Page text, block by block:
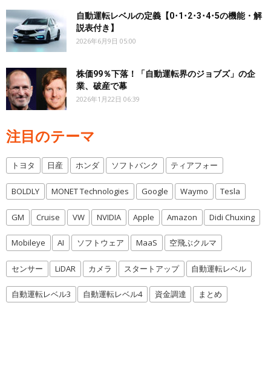
自動運転レベルの定義【0･1･2･3･4･5の機能・解
説表付き】
2026年6月9日 05:00
株価99％下落！「自動運転界のジョブズ」の企
業、破産で幕
2026年1月22日 06:39
注目のテーマ
トヨタ 日産 ホンダ ソフトバンク ティアフォー
BOLDLY MONET Technologies Google Waymo Tesla
GM Cruise VW NVIDIA Apple Amazon Didi Chuxing
Mobileye AI ソフトウェア MaaS 空飛ぶクルマ
センサー LiDAR カメラ スタートアップ 自動運転レベル
自動運転レベル3 自動運転レベル4 資金調達 まとめ